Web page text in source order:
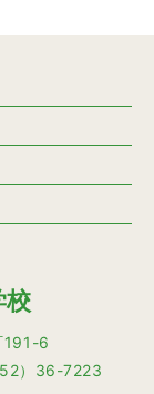
校
191-6
）36-7223